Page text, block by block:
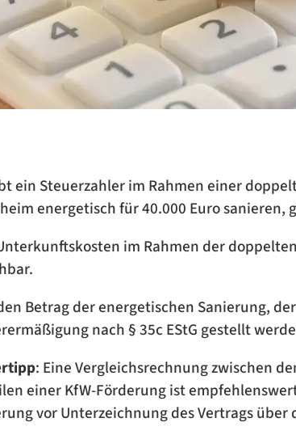
ein Steuerzahler im Rahmen einer
energetisch für 40.000 Euro sanieren,
im Rahmen der
Betrag der energetischen Sanierung,
nach § 35c EStG gestellt
: Eine Vergleichsrechnung zwischen
einer KfW-Förderung ist
vor Unterzeichnung des Vertrags